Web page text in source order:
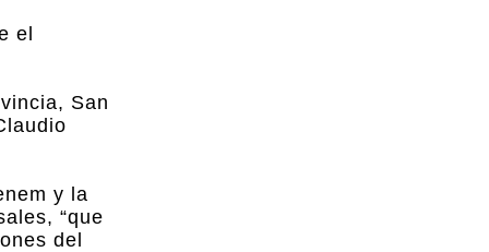
el
San
y la
“que
del